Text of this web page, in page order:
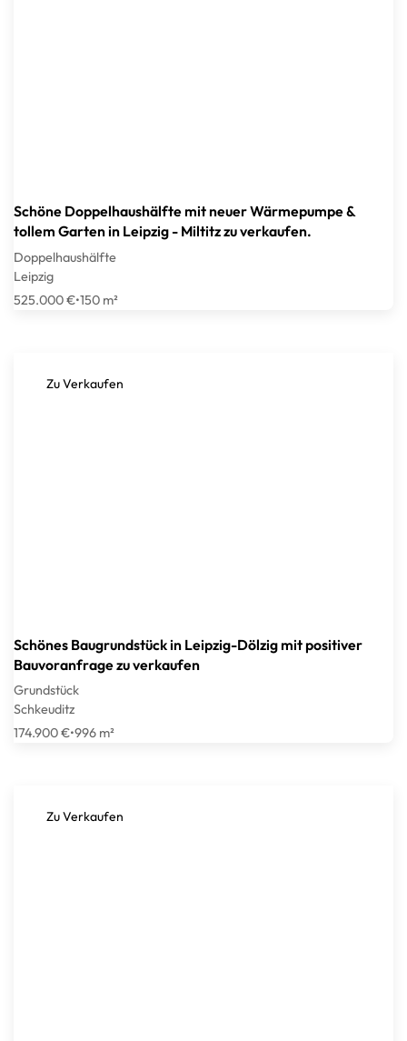
Schöne Doppelhaushälfte mit neuer Wärmepumpe &
tollem Garten in Leipzig - Miltitz zu verkaufen.
Doppelhaushälfte
Leipzig
525.000 €•150 m²
Zu Verkaufen
Schönes Baugrundstück in Leipzig-Dölzig mit positiver
Bauvoranfrage zu verkaufen
Grundstück
Schkeuditz
174.900 €•996 m²
Zu Verkaufen